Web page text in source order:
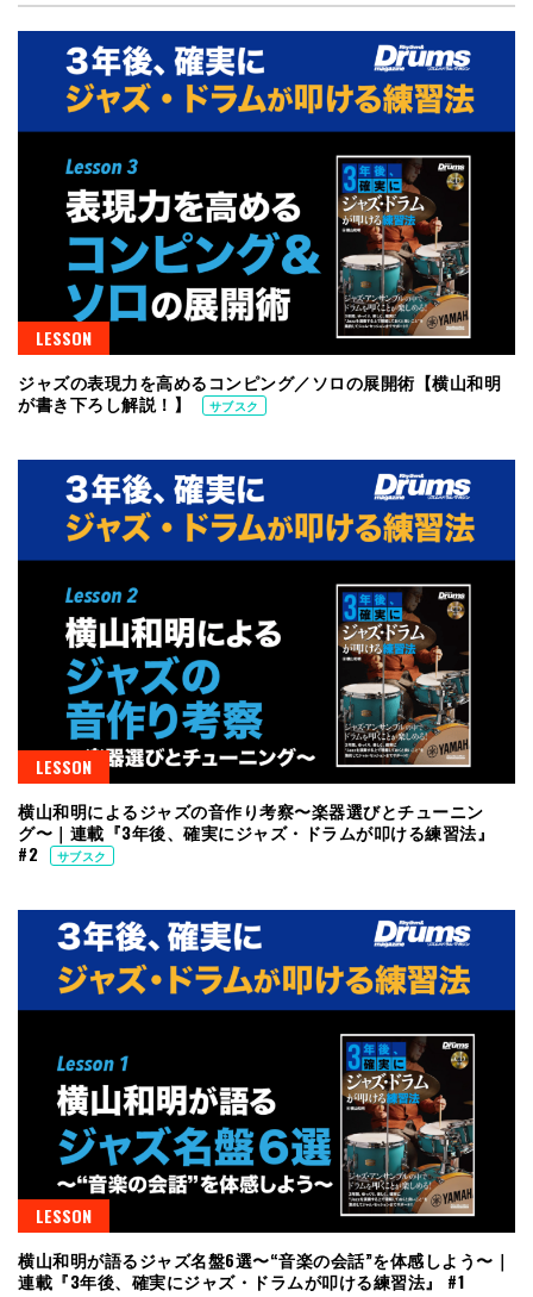
LESSON
ジャズの表現力を高めるコンピング／ソロの展開術【横山和明
が書き下ろし解説！】
サブスク
LESSON
横山和明によるジャズの音作り考察〜楽器選びとチューニン
グ〜｜連載『3年後、確実にジャズ・ドラムが叩ける練習法』
#2
サブスク
LESSON
横山和明が語るジャズ名盤6選〜“音楽の会話”を体感しよう〜｜
連載『3年後、確実にジャズ・ドラムが叩ける練習法』 #1